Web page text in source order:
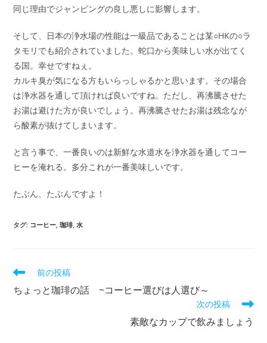
同じ理由でジャンピングの良し悪しに影響します。
そして、日本の浄水場の性能は一級品であることは某○HKの○ラ
タモリでも紹介されていました。蛇口から美味しい水が出てく
る国。幸せですねぇ。
カルキ臭が気になる方もいらっしゃるかと思います。その場合
は浄水器を通して頂ければ良いですね。ただし、再沸騰させた
お湯は避けた方が良いでしょう。再沸騰させたお湯は残念なが
ら酸素が抜けてしまいます。
と言う事で、一番良いのは新鮮な水道水を浄水器を通してコー
ヒーを淹れる。多分これが一番美味しいです。
たぶん、たぶんですよ！
タグ: コーヒー 珈琲 水
そ
他
前の投稿
ちょっと珈琲の話 ~コーヒー選びは人選び～
次の投稿
素敵なカップで飲みましょう